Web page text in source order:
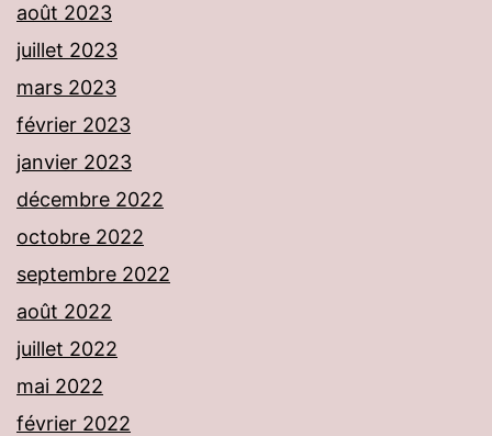
août 2023
juillet 2023
mars 2023
février 2023
janvier 2023
décembre 2022
octobre 2022
septembre 2022
août 2022
juillet 2022
mai 2022
février 2022